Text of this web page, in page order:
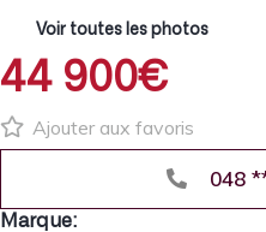
Voir toutes les photos
44 900€
Ajouter aux favoris
Marque: